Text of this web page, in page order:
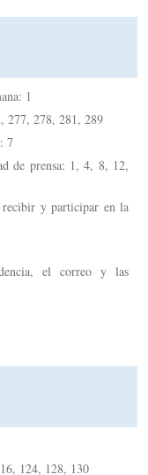
1
277, 278, 281, 289
7
de prensa: 1, 4, 8, 12,
y participar en la
el correo y las
124, 128, 130